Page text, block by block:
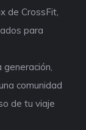
de CrossFit,
para
comunidad
de tu viaje